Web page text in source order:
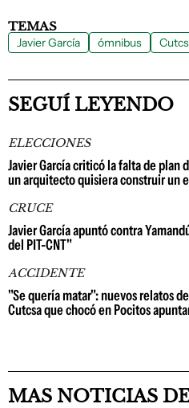
TEMAS
Javier García ómnibus
SEGUÍ LEYENDO
ELECCIONES
Javier García criticó la falta de plan
un arquitecto quisiera construir un
CRUCE
Javier García apuntó contra
del PIT-CNT"
ACCIDENTE
"Se quería matar": nuevos relatos
Cutcsa que chocó en Pocitos
MAS NOTICIAS